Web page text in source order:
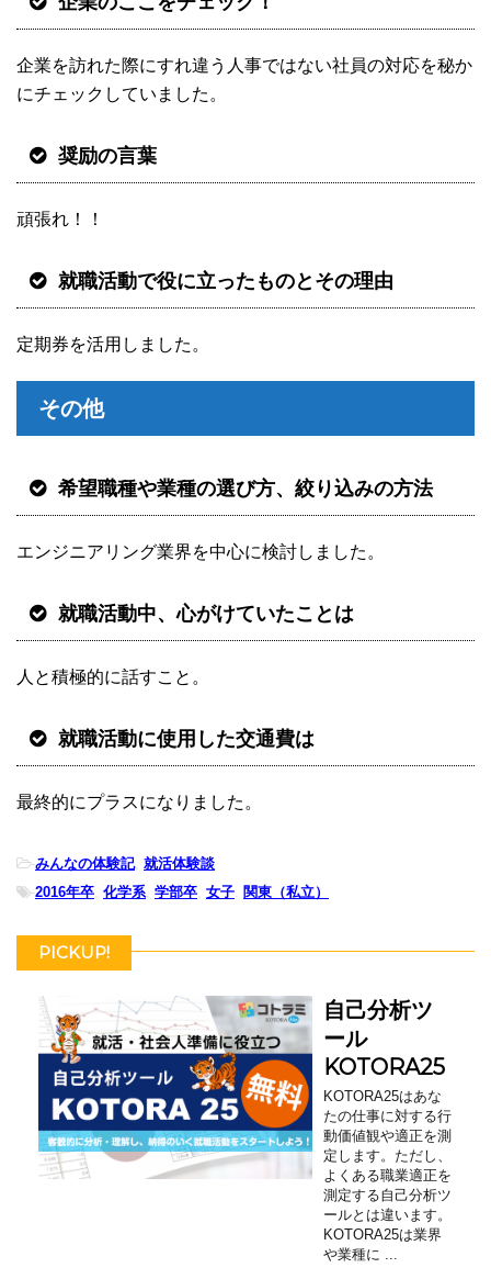
企業を訪れた際にすれ違う人事ではない社員の対応を秘か
にチェックしていました。
奨励の言葉
頑張れ！！
就職活動で役に立ったものとその理由
定期券を活用しました。
その他
希望職種や業種の選び方、絞り込みの方法
エンジニアリング業界を中心に検討しました。
就職活動中、心がけていたことは
人と積極的に話すこと。
就職活動に使用した交通費は
最終的にプラスになりました。
-みんなの体験記, 就活体験談
-2016年卒, 化学系, 学部卒, 女子, 関東（私立）
PICKUP!
自己分析ツ
ール
KOTORA25
KOTORA25はあな
たの仕事に対する行
動価値観や適正を測
定します。ただし、
よくある職業適正を
測定する自己分析ツ
ールとは違います。
KOTORA25は業界
や業種に ...